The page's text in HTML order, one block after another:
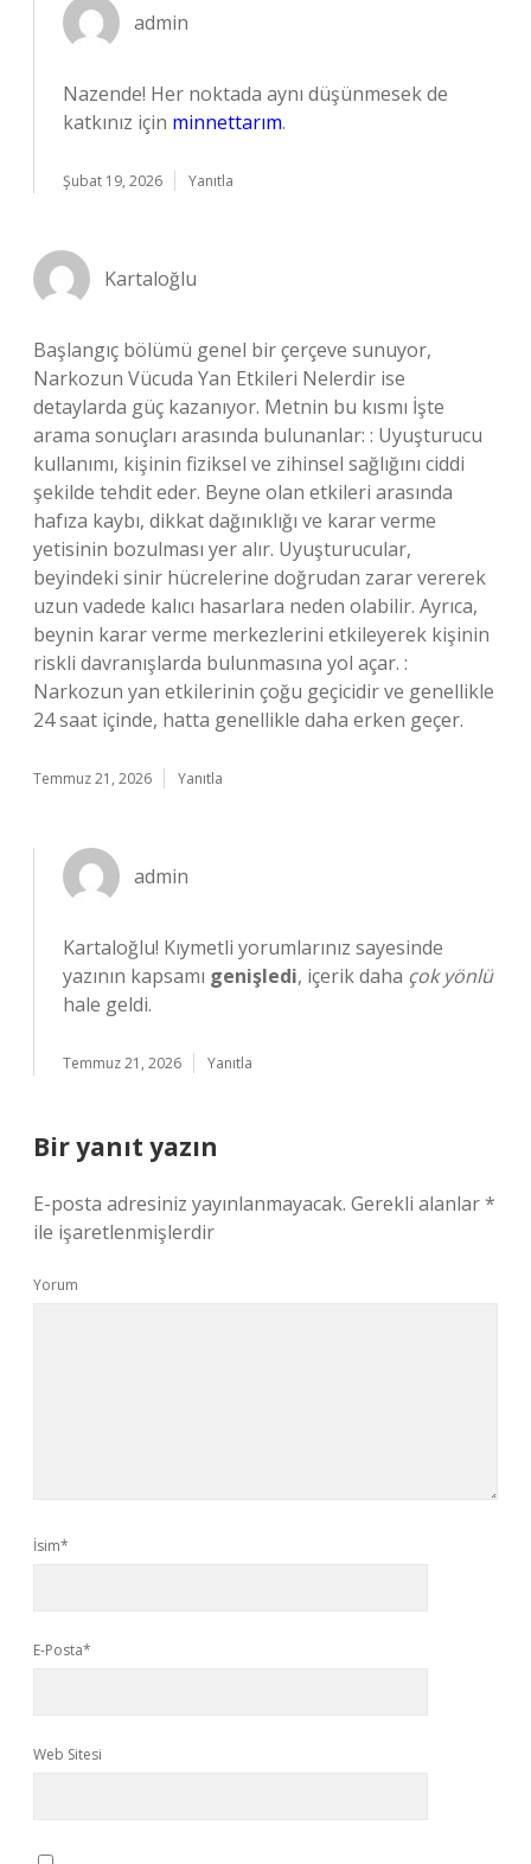
admin
Nazende! Her noktada aynı düşünmesek de
katkınız için minnettarım.
Şubat 19, 2026 Yanıtla
Kartaloğlu
Başlangıç bölümü genel bir çerçeve sunuyor,
Narkozun Vücuda Yan Etkileri Nelerdir ise
detaylarda güç kazanıyor. Metnin bu kısmı İşte
arama sonuçları arasında bulunanlar: : Uyuşturucu
kullanımı, kişinin fiziksel ve zihinsel sağlığını ciddi
şekilde tehdit eder. Beyne olan etkileri arasında
hafıza kaybı, dikkat dağınıklığı ve karar verme
yetisinin bozulması yer alır. Uyuşturucular,
beyindeki sinir hücrelerine doğrudan zarar vererek
uzun vadede kalıcı hasarlara neden olabilir. Ayrıca,
beynin karar verme merkezlerini etkileyerek kişinin
riskli davranışlarda bulunmasına yol açar. :
Narkozun yan etkilerinin çoğu geçicidir ve genellikle
24 saat içinde, hatta genellikle daha erken geçer.
Temmuz 21, 2026 Yanıtla
admin
Kartaloğlu! Kıymetli yorumlarınız sayesinde
yazının kapsamı genişledi, içerik daha çok yönlü
hale geldi.
Temmuz 21, 2026 Yanıtla
Bir yanıt yazın
E-posta adresiniz yayınlanmayacak. Gerekli alanlar*
ile işaretlenmişlerdir
Yorum
İsim*
E-Posta*
Web Sitesi